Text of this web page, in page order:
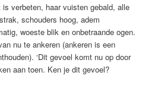
verbeten, haar vuisten gebald, alle
schouders hoog, adem
woeste blik en onbetraande ogen.
nu te ankeren (ankeren is een
‘Dit gevoel komt nu op door
aan toen. Ken je dit gevoel?